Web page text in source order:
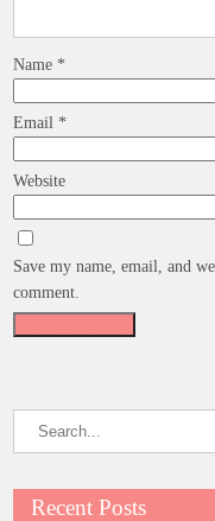
Name *
Email *
Website
Save my name, email, and
comment.
Recent Posts